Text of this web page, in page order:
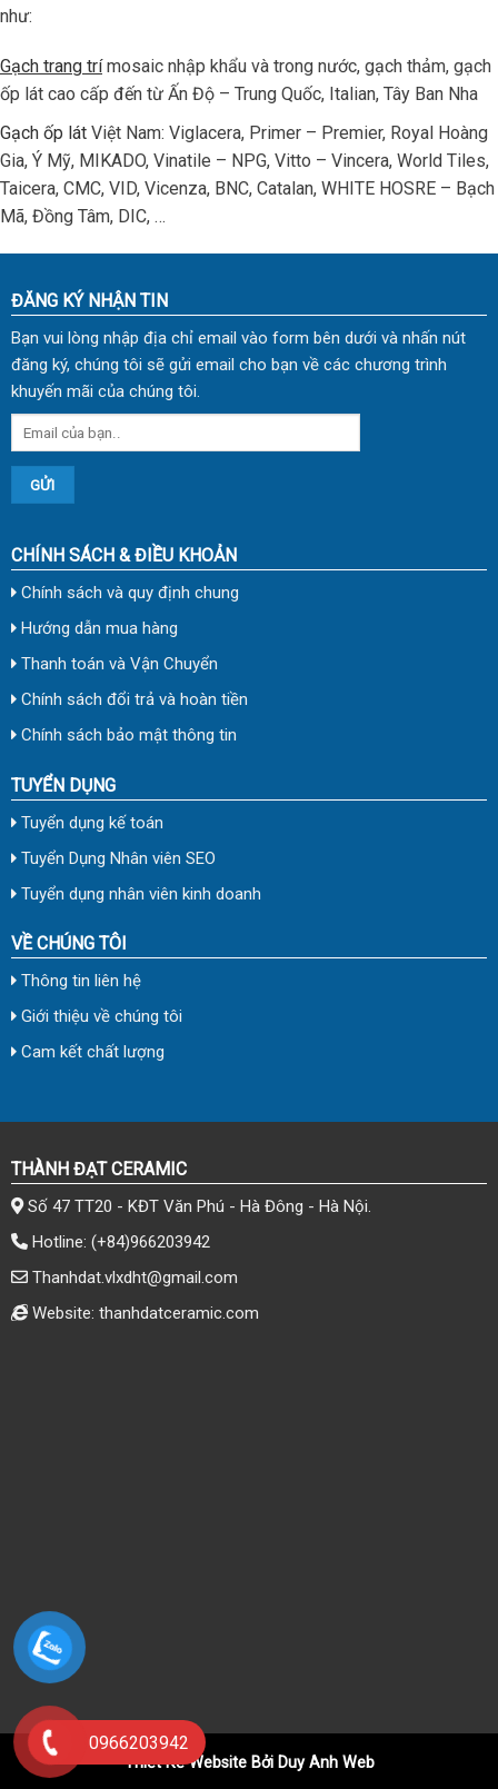
như:
Gạch trang trímosaic nhập khẩu và trong nước, gạch thảm, gạch
ốp lát cao cấp đến từ Ấn Độ – Trung Quốc, Italian, Tây Ban Nha
Gạch ốp lát Việt Nam: Viglacera, Primer – Premier, Royal Hoàng
Gia, Ý Mỹ, MIKADO, Vinatile – NPG, Vitto – Vincera, World Tiles,
Taicera, CMC, VID, Vicenza, BNC, Catalan, WHITE HOSRE – Bạch
Mã, Đồng Tâm, DIC, …
ĐĂNG KÝ NHẬN TIN
Bạn vui lòng nhập địa chỉ email vào form bên dưới và nhấn nút
đăng ký, chúng tôi sẽ gửi email cho bạn về các chương trình
khuyến mãi của chúng tôi.
CHÍNH SÁCH & ĐIỀU KHOẢN
Chính sách và quy định chung
Hướng dẫn mua hàng
Thanh toán và Vận Chuyển
Chính sách đổi trả và hoàn tiền
Chính sách bảo mật thông tin
TUYỂN DỤNG
Tuyển dụng kế toán
Tuyển Dụng Nhân viên SEO
Tuyển dụng nhân viên kinh doanh
VỀ CHÚNG TÔI
Thông tin liên hệ
Giới thiệu về chúng tôi
Cam kết chất lượng
THÀNH ĐẠT CERAMIC
Số 47 TT20 - KĐT Văn Phú - Hà Đông - Hà Nội.
Hotline: (+84)966203942
Thanhdat.vlxdht@gmail.com
Website: thanhdatceramic.com
0966203942
Thiết Kế Website Bởi Duy Anh Web